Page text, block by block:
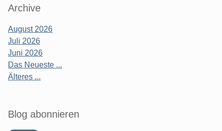
Archive
August 2026
Juli 2026
Juni 2026
Das Neueste ...
Älteres ...
Blog abonnieren